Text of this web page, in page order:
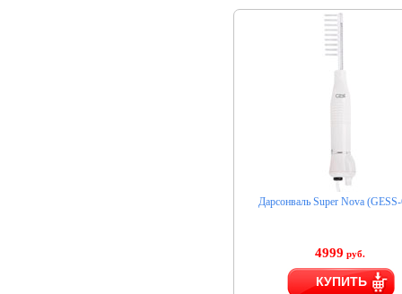
Дарсонваль Super Nova
4999 руб.
КУПИТЬ